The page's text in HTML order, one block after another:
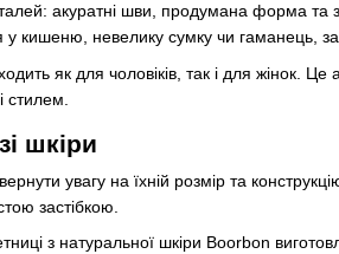
акуратні шви, продумана форма та
у кишеню, невелику сумку чи гаманець,
як для чоловіків, так і для жінок.
стилем.
шкіри
увагу на їхній розмір та
застібкою.
з натуральної шкіри Boorbon